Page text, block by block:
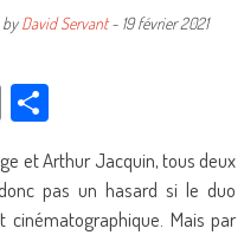
byDavid Servant- 19 février 2021
EmailPartager
et Arthur Jacquin, tous deux
pas un hasard si le duo
Mais par